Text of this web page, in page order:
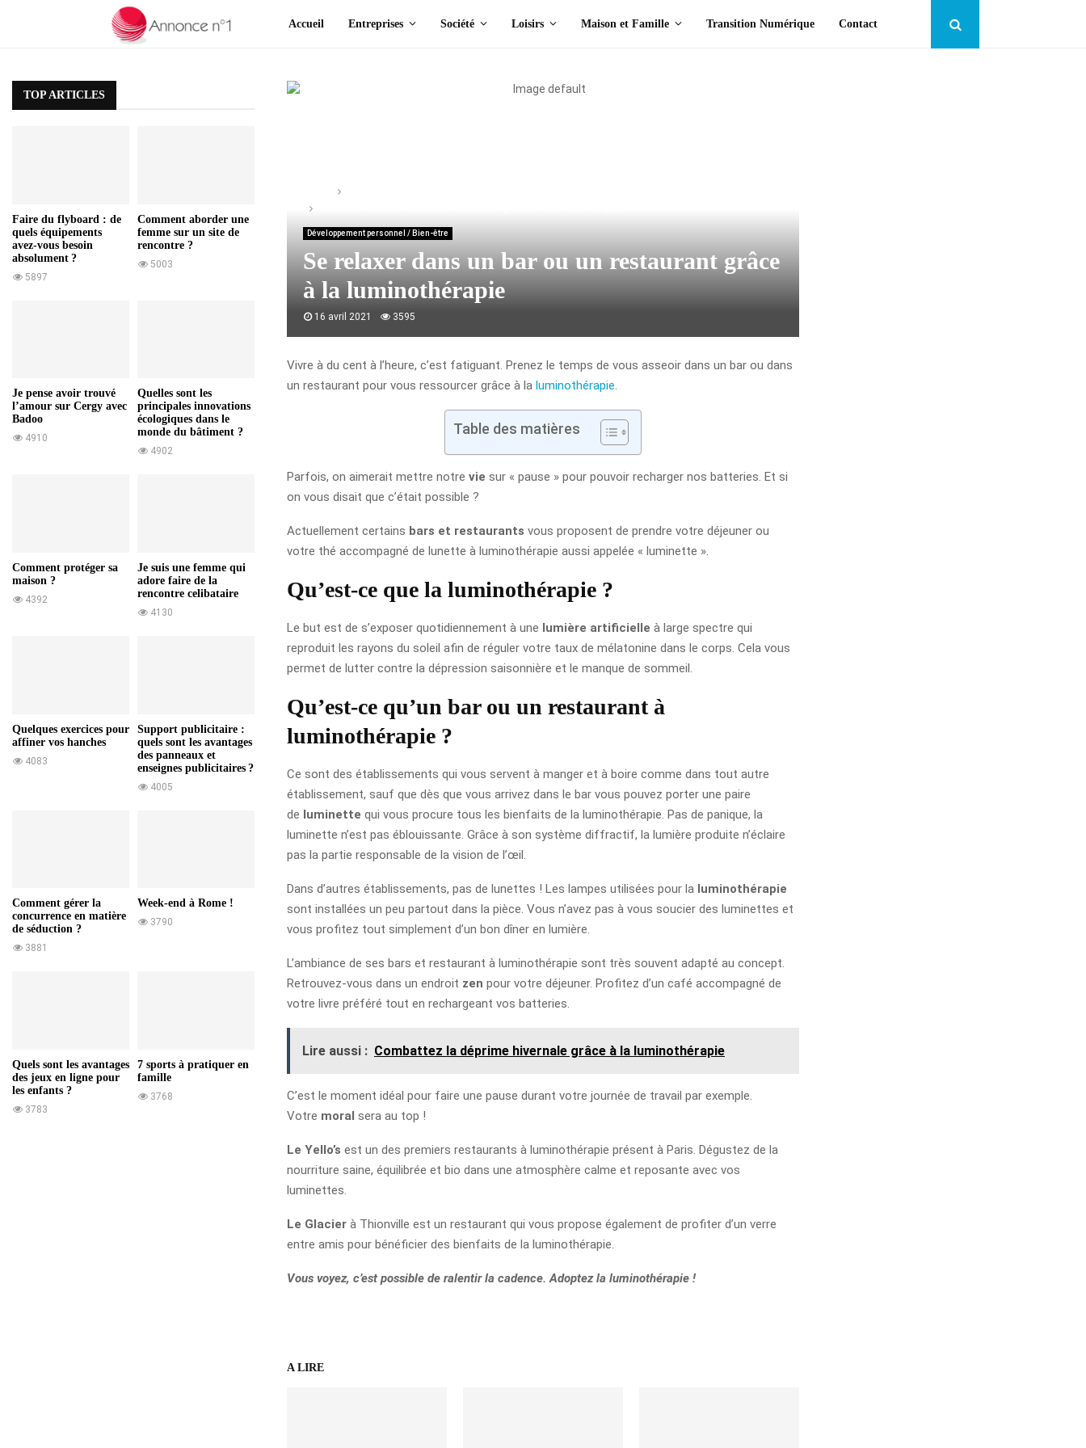
Accueil Entreprises Société Loisirs Maison et Famille Transition Numérique Contact
Développement personnel / Bien-être
Se relaxer dans un bar ou un restaurant grâce
à la luminothérapie
16 avril 2021 3595
Vivre à du cent à l’heure, c’est fatiguant. Prenez le temps de vous asseoir dans un bar ou dans
un restaurant pour vous ressourcer grâce à la luminothérapie
Table des matières
Parfois, on aimerait mettre notre vie sur « pause » pour pouvoir recharger nos batteries. Et si
on vous disait que c’était possible ?
Actuellement certains bars et restaurants vous proposent de prendre votre déjeuner ou
votre thé accompagné de lunette à luminothérapie aussi appelée « luminette ».
Qu’est-ce que la luminothérapie ?
Le but est de s’exposer quotidiennement à une lumière artificielle à large spectre qui
reproduit les rayons du soleil afin de réguler votre taux de mélatonine dans le corps. Cela vous
permet de lutter contre la dépression saisonnière et le manque de sommeil.
Qu’est-ce qu’un bar ou un restaurant à
luminothérapie ?
Ce sont des établissements qui vous servent à manger et à boire comme dans tout autre
établissement, sauf que dès que vous arrivez dans le bar vous pouvez porter une paire
de luminette qui vous procure tous les bienfaits de la luminothérapie. Pas de panique, la
luminette n’est pas éblouissante. Grâce à son système diffractif, la lumière produite n’éclaire
pas la partie responsable de la vision de l’œil.
Dans d’autres établissements, pas de lunettes ! Les lampes utilisées pour la luminothérapie
sont installées un peu partout dans la pièce. Vous n’avez pas à vous soucier des luminettes et
vous profitez tout simplement d’un bon dîner en lumière.
L’ambiance de ses bars et restaurant à luminothérapie sont très souvent adapté au concept.
Retrouvez-vous dans un endroit zen pour votre déjeuner. Profitez d’un café accompagné de
votre livre préféré tout en rechargeant vos batteries.
Lire aussi : Combattez la déprime hivernale grâce à la luminothérapie
C’est le moment idéal pour faire une pause durant votre journée de travail par exemple.
Votre moral sera au top !
Le Yello’s est un des premiers restaurants à luminothérapie présent à Paris. Dégustez de la
nourriture saine, équilibrée et bio dans une atmosphère calme et reposante avec vos
luminettes.
Le Glacier à Thionville est un restaurant qui vous propose également de profiter d’un verre
entre amis pour bénéficier des bienfaits de la luminothérapie.
Vous voyez, c’est possible de ralentir la cadence. Adoptez la luminothérapie !
A LIRE
TOP ARTICLES
Faire du flyboard : de
quels équipements
avez-vous besoin
absolument ?
5897
Comment aborder une
femme sur un site de
rencontre ?
5003
Je pense avoir trouvé
l’amour sur Cergy avec
Badoo
4910
Quelles sont les
principales innovations
écologiques dans le
monde du bâtiment ?
4902
Comment protéger sa
maison ?
4392
Je suis une femme qui
adore faire de la
rencontre celibataire
4130
Quelques exercices pour
affiner vos hanches
4083
Support publicitaire :
quels sont les avantages
des panneaux et
enseignes publicitaires ?
4005
Comment gérer la
concurrence en matière
de séduction ?
3881
Week-end à Rome !
3790
Quels sont les avantages
des jeux en ligne pour
les enfants ?
3783
7 sports à pratiquer en
famille
3768